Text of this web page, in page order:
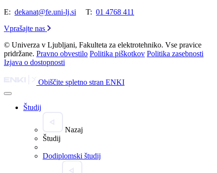
E: dekanat@fe.uni-lj.si T: 01 4768 411
Vprašajte nas
© Univerza v Ljubljani, Fakulteta za elektrotehniko. Vse pravice
pridržane. Pravno obvestilo Politika piškotkov Politika zasebnosti
Izjava o dostopnosti
Obiščite spletno stran ENKI
Študij
Nazaj
Študij
Dodiplomski študij